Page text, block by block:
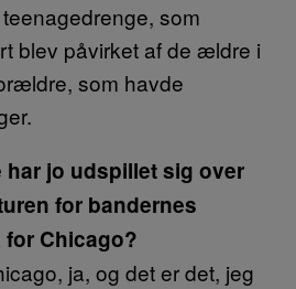
som
blev påvirket af de ældre i
som havde
har jo udspillet sig over
for bandernes
Chicago?
ja, og det er det, jeg